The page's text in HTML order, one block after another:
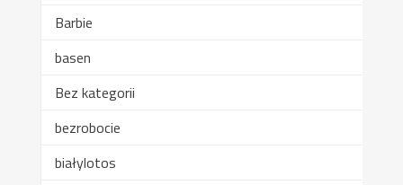
Barbie
basen
Bez kategorii
bezrobocie
białylotos